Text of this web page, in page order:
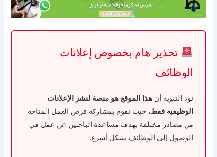
تحذير هام بخصوص إعلانات
الوظائف
نود التنويه أنهذا الموقع هو منصة لنشر الإعلانات
الوظيفية فقط، حيث نقوم بمشاركة فرص العمل المتاحة
من مصادر مختلفة بهدف مساعدة الباحثين عن عمل في
الوصول إلى الوظائف بشكل أسرع.